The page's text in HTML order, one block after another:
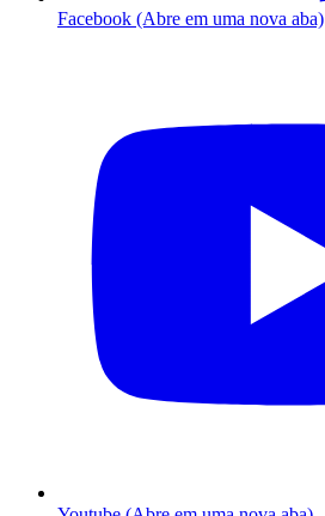
Facebook (Abre em uma nova aba)